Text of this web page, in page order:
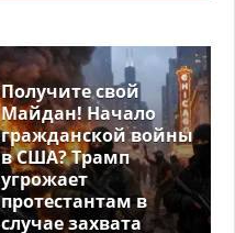
Получите свой
Майдан! Начало
гражданской войны
в США? Трамп
угрожает
протестантам в
случае захвата